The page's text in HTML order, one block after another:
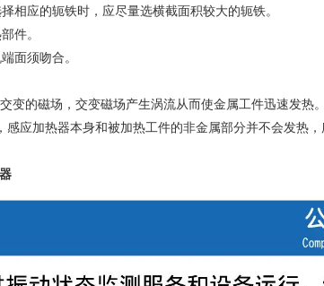
相应的轭铁时，应尽量选横截面积较大的轭铁。
件。
面须吻合。
变的磁场，交变磁场产生涡流从而使金属工件迅速发热
应加热器本身和被加热工件的非金属部分并不会发热